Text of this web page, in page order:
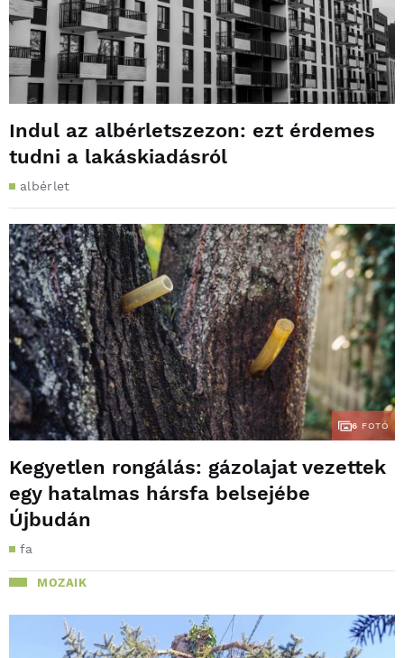
Indul az albérletszezon: ezt érdemes
tudni a lakáskiadásról
albérlet
6 FOTÓ
Kegyetlen rongálás: gázolajat vezettek
egy hatalmas hársfa belsejébe
Újbudán
fa
MOZAIK